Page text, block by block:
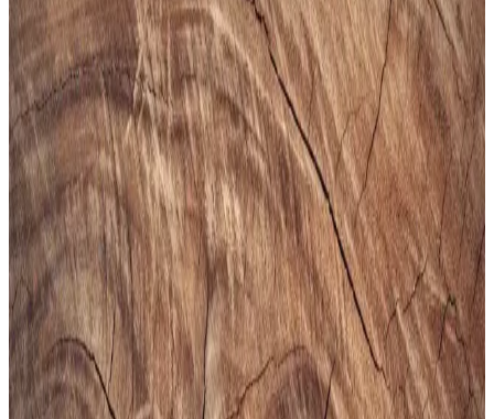
Puma Shuffle 309668-25 Erkek Günlük ve Spor
Kullanımına Uygun Ayakkabı
Puma Shuffle 309668-25, hafif yastıklama ve dayanıklı taban
özellikleriyle günlük ve spor aktivitelerinde konfor sağlar, şık ve
pratik tasarımıyla öne çıkar.
Slazenger MAROON I Büyük Beden Erkek Spor
Ayakkabı Dayanıklılık ve Şıklık Sunar
Slazenger MAROON I büyük beden erkek sneaker, şık tasarımı ve
dayanıklı malzemeleriyle günlük kullanım ve hafif aktiviteler için
ideal, rahat ve uzun ömürlü bir spor ayakkabısıdır.
Erkekler İçin Fonksiyonel ve Kompakt Sling ve
Çapraz Çanta Modelleri ve Seçim Kriterleri
Erkekler için telefon, cüzdan ve eşyaları rahat taşıyan fonksiyonel
sling ve çapraz çantalar, farklı markalar ve modellerle kullanım